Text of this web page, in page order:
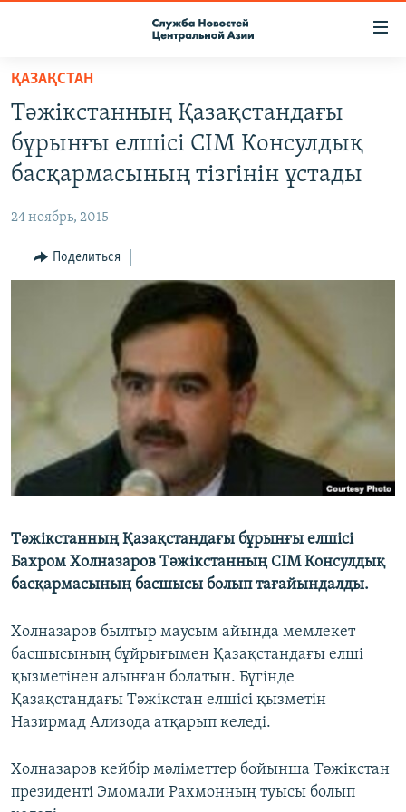
Вернуться
основному
содержанию
Вернутся
главной
навигации
Вернутся
ПОДПИСКА
КОНТАКТЫ
НАСТОЯЩЕЕ ВРЕМЯ
МИГРАНТ МЕДИА
ҚАЗАҚСТАН
Тәжікстанның Қазақстандағы
бұрынғы елшісі СІМ Консулдық
басқармасының тізгінін ұстады
24 ноябрь, 2015
Поделиться
Тәжікстанның Қазақстандағы бұрынғы елшісі
Бахром Холназаров Тәжікстанның СІМ Консулдық
басқармасының басшысы болып тағайындалды.
Холназаров былтыр маусым айында мемлекет
басшысының бұйрығымен Қазақстандағы елші
қызметінен алынған болатын. Бүгінде
Қазақстандағы Тәжікстан елшісі қызметін
Назирмад Ализода атқарып келеді.
Холназаров кейбір мәліметтер бойынша Тәжікстан
президенті Эмомали Рахмонның туысы болып